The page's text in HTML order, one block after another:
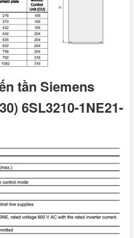
tần Siemens
6SL3210-1NE21-